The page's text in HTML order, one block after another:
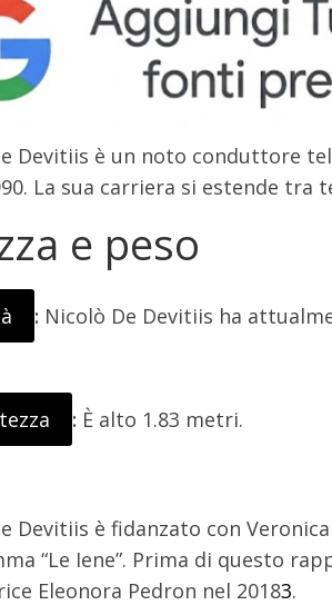
Devitiis è un noto conduttore
La sua carriera si estende tra
e peso
: Nicolò De Devitiis ha
: È alto 1.83 metri.
Devitiis è fidanzato con
“Le Iene”. Prima di questo
Eleonora Pedron nel 20183.